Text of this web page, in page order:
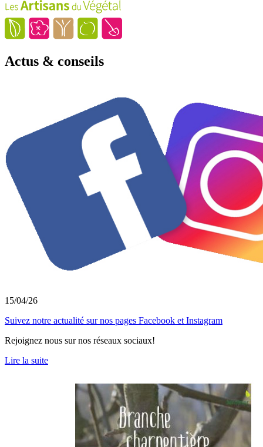
Actus & conseils
15/04/26
Suivez notre actualité sur nos pages Facebook et Instagram
Rejoignez nous sur nos réseaux sociaux!
Lire la suite